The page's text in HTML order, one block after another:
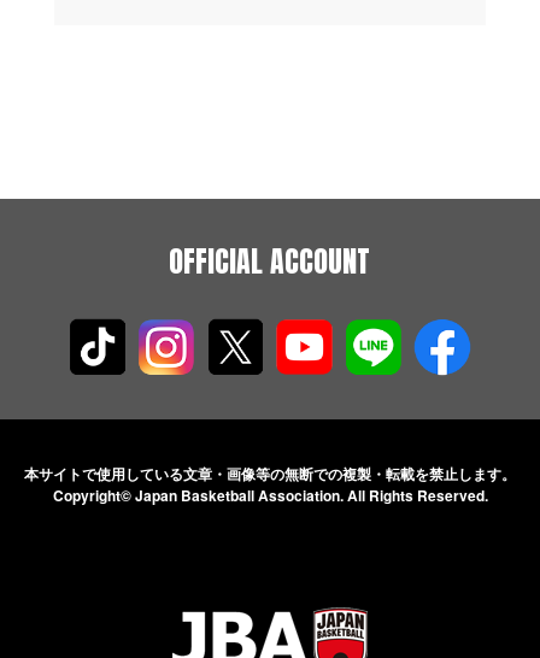
OFFICIAL ACCOUNT
本サイトで使用している文章・画像等の無断での複製・転載を禁止します。
Copyright© Japan Basketball Association.All Rights Reserved.